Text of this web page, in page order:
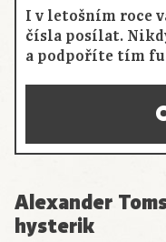
I v letošním roce
čísla posílat.
a podpoříte tím
Alexander
hysterik